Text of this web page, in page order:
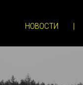
НОВОСТИ |